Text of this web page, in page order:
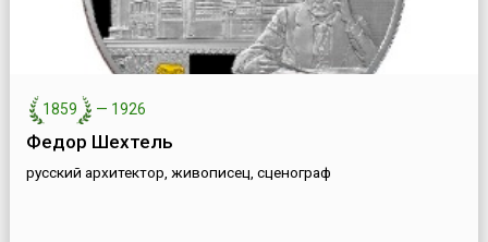
1859 — 1926
Федор Шехтель
русский архитектор, живописец, сценограф